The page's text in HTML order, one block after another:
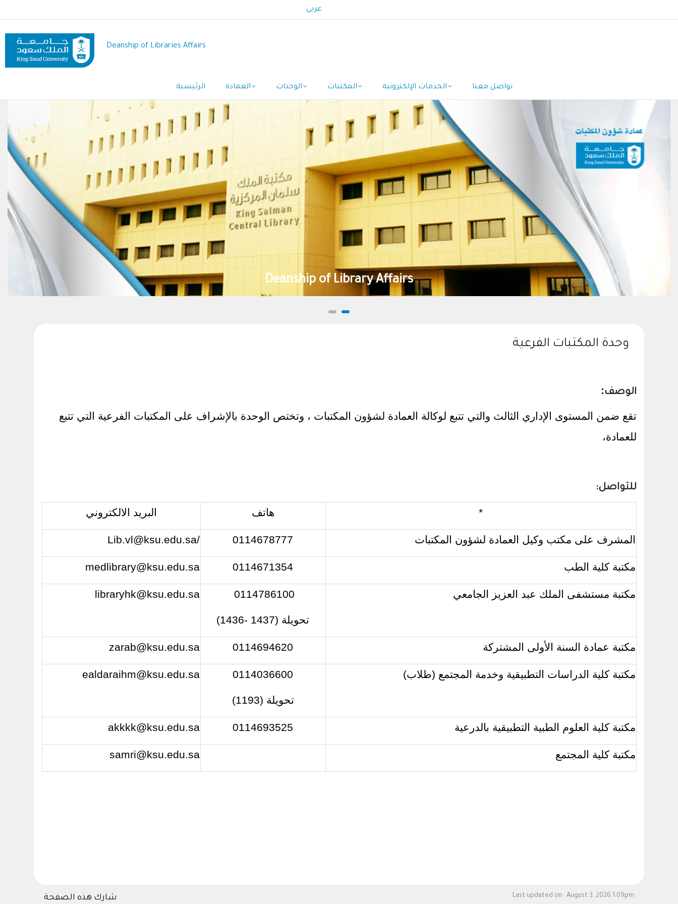
to
content
عربي
Deanship of Libraries Affairs
navigation
الرئيسية العمادة الوحدات المكتبات الخدمات الإلكترونية تواصل معنا
Deanship of Library Affairs
وحدة المكتبات الفرعية
الوصف:
تقع ضمن المستوى الإداري الثالث والتي تتبع لوكالة العمادة لشؤون المكتبات ، وتختص الوحدة بالإشراف على المكتبات الفرعية التي تتبع
للعمادة،
للتواصل:
* هاتف البريد الالكتروني
المشرف على مكتب وكيل العمادة لشؤون المكتبات 0114678777
/
Lib.vl@ksu.edu.sa
مكتبة كلية الطب 0114671354
medlibrary@ksu.edu.sa
مكتبة مستشفى الملك عبد العزيز الجامعي 0114786100
تحويلة (1437 -1436)
libraryhk@ksu.edu.sa
مكتبة عمادة السنة الأولى المشتركة 0114694620
zarab@ksu.edu.sa
مكتبة كلية الدراسات التطبيقية وخدمة المجتمع (طلاب) 0114036600
تحويلة (1193)
ealdaraihm@ksu.edu.sa
مكتبة كلية العلوم الطبية التطبيقية بالدرعية 0114693525
akkkk@ksu.edu.sa
مكتبة كلية المجتمع samri@ksu.edu.sa
Last updated on : August 3, 2026 1:09pm شارك هذه الصفحة